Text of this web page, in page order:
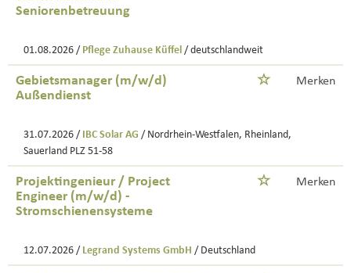
Seniorenbetreuung
01.08.2026 / Pflege Zuhause Küffel / deutschlandweit
Gebietsmanager (m/w/d)
Außendienst
Merken
31.07.2026 / IBC Solar AG / Nordrhein-Westfalen, Rheinland,
Sauerland PLZ 51-58
Projektingenieur / Project
Engineer (m/w/d) -
Stromschienensysteme
Merken
12.07.2026 / Legrand Systems GmbH / Deutschland